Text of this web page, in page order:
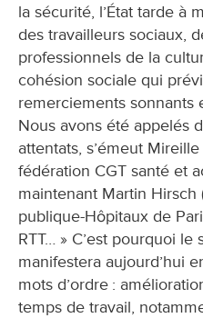
la sécurité, l’État tarde à
des travailleurs sociaux,
professionnels de la
cohésion sociale qui
remerciements sonnants
Nous avons été appelés
attentats, s’émeut
fédération CGT santé et
maintenant Martin Hirsch
publique-Hôpitaux de
RTT… » C’est pourquoi
manifestera aujourd’hui
mots d’ordre :
temps de travail,